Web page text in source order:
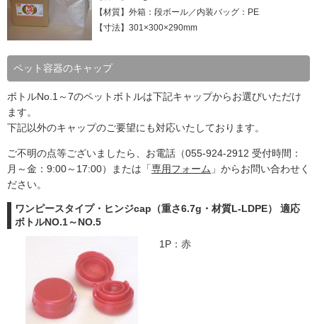
【材質】外箱：段ボール／内装バッグ：PE
【寸法】301×300×290mm
ペット容器のキャップ
ボトルNo.1～7のペットボトルは下記キャップからお選びいただけ
ます。
下記以外のキャップのご要望にも対応いたしております。
ご不明の点等ございましたら、お電話（055-924-2912 受付時間：
月～金：9:00～17:00）または「専用フォーム 」からお問い合わせく
ださい。
ワンピースタイプ・ヒンジcap（重さ6.7g・材質L-LDPE） 適応
ボトルNO.1～NO.5
1P：赤